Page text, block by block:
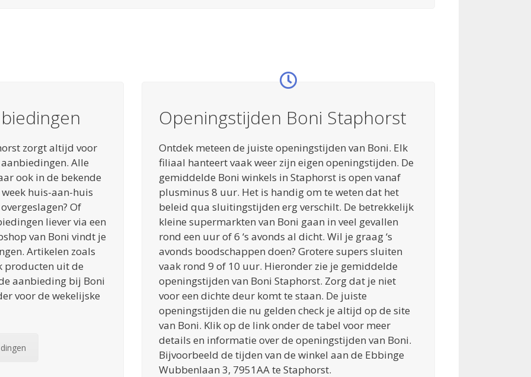
zorgt altijd voor
Alle
ook in de bekende
huis-aan-huis
Of
liever via een
van Boni vindt je
Artikelen zoals
producten uit de
aanbieding bij Boni
voor de wekelijske
Openingstijden Boni Staphorst
Ontdek meteen de juiste openingstijden van Boni. Elk
filiaal hanteert vaak weer zijn eigen openingstijden. De
gemiddelde Boni winkels in Staphorst is open vanaf
plusminus 8 uur. Het is handig om te weten dat het
beleid qua sluitingstijden erg verschilt. De betrekkelijk
kleine supermarkten van Boni gaan in veel gevallen
rond een uur of 6 ‘s avonds al dicht. Wil je graag ‘s
avonds boodschappen doen? Grotere supers sluiten
vaak rond 9 of 10 uur. Hieronder zie je gemiddelde
openingstijden van Boni Staphorst. Zorg dat je niet
voor een dichte deur komt te staan. De juiste
openingstijden die nu gelden check je altijd op de site
van Boni. Klik op de link onder de tabel voor meer
details en informatie over de openingstijden van Boni.
Bijvoorbeeld de tijden van de winkel aan de Ebbinge
Wubbenlaan 3, 7951AA te Staphorst.